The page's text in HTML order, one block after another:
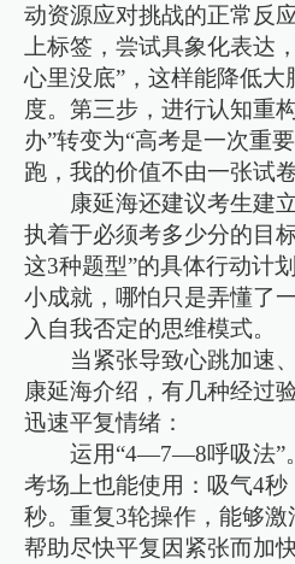
动资源应对挑战的正常反
上标签，尝试具象化表达
心里没底”，这样能降低
度。第三步，进行认知重
办”转变为“高考是一次重
跑，我的价值不由一张试卷
康延海还建议考生建
执着于必须考多少分的目
这3种题型”的具体行动计
小成就，哪怕只是弄懂了
入自我否定的思维模式。
当紧张导致心跳加速
康延海介绍，有几种经过
迅速平复情绪：
运用“4—7—8呼吸法”
考场上也能使用：吸气4
秒。重复3轮操作，能够激
帮助尽快平复因紧张而加